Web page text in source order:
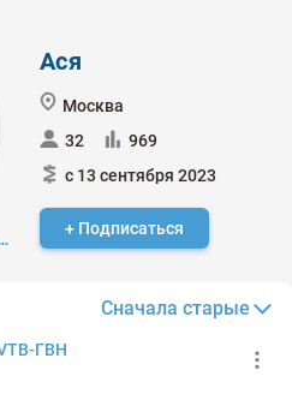
Ася
Москва
32
969
с 13 сентября 2023
+ Подписаться
Сначала старые
ГВН